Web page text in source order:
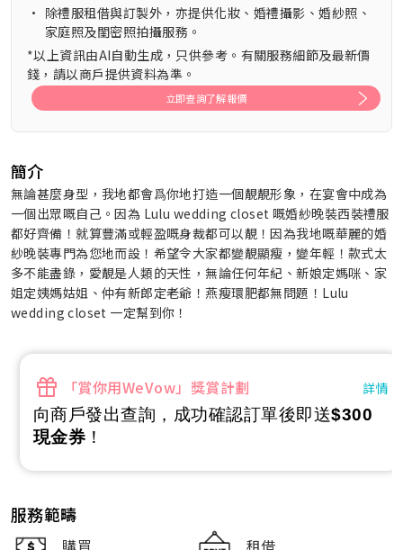
• 除禮服租借與訂製外，亦提供化妝、婚禮攝影、婚紗照、
家庭照及閨密照拍攝服務。
*以上資訊由AI自動生成，只供參考。有關服務細節及最新價
錢，請以商戶提供資料為準。
立即查詢了解報價
簡介
無論甚麼身型，我地都會爲你地打造一個靚靚形象，在宴會中成為
一個出眾嘅自己。因為 Lulu wedding closet 嘅婚紗晚裝西裝禮服
都好齊備！就算豐滿或輕盈嘅身裁都可以靚！因為我地嘅華麗的婚
紗晚裝專門為您地而設！希望令大家都變靚顯瘦，變年輕！款式太
多不能盡錄，愛靚是人類的天性，無論任何年紀、新娘定媽咪、家
姐定姨媽姑姐、仲有新郎定老爺！燕瘦環肥都無問題！Lulu
wedding closet 一定幫到你！
「賞你用WeVow」獎賞計劃 詳情
向商戶發出查詢，成功確認訂單後即送$300
現金券 ！
服務範疇